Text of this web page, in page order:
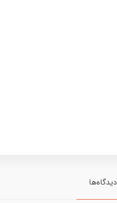
دیدگاه‌ها